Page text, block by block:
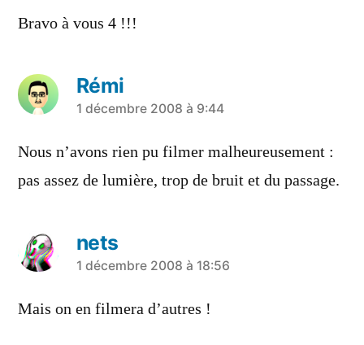
Bravo à vous 4 !!!
Rémi
a
dit :
1 décembre 2008 à 9:44
Nous n’avons rien pu filmer malheureusement :
pas assez de lumière, trop de bruit et du passage.
nets
a
dit :
1 décembre 2008 à 18:56
Mais on en filmera d’autres !